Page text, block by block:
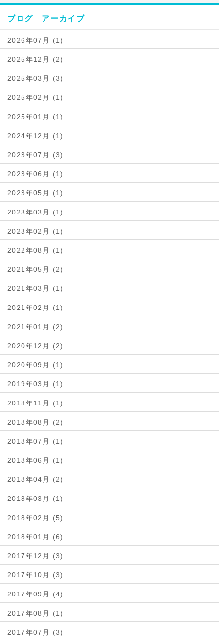
ブログ アーカイブ
2026年07月 (1)
2025年12月 (2)
2025年03月 (3)
2025年02月 (1)
2025年01月 (1)
2024年12月 (1)
2023年07月 (3)
2023年06月 (1)
2023年05月 (1)
2023年03月 (1)
2023年02月 (1)
2022年08月 (1)
2021年05月 (2)
2021年03月 (1)
2021年02月 (1)
2021年01月 (2)
2020年12月 (2)
2020年09月 (1)
2019年03月 (1)
2018年11月 (1)
2018年08月 (2)
2018年07月 (1)
2018年06月 (1)
2018年04月 (2)
2018年03月 (1)
2018年02月 (5)
2018年01月 (6)
2017年12月 (3)
2017年10月 (3)
2017年09月 (4)
2017年08月 (1)
2017年07月 (3)